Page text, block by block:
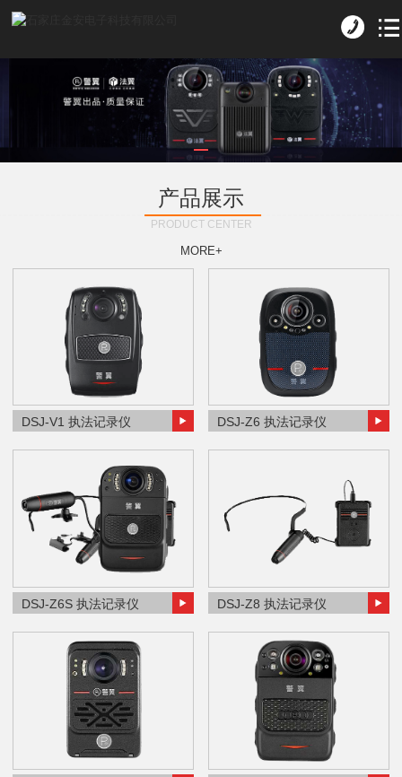
产品展示
PRODUCT CENTER
MORE+
DSJ-V1 执法记录仪 DSJ-Z6 执法记录仪
DSJ-Z6S 执法记录仪 DSJ-Z8 执法记录仪